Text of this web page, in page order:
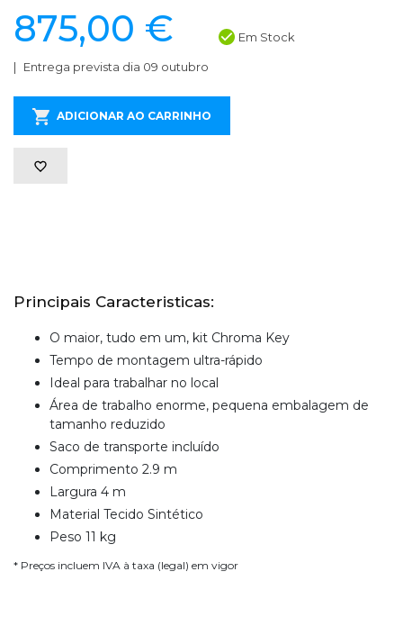
875,00 € Em Stock
Entrega prevista dia 09 outubro
ADICIONAR AO CARRINHO
Principais Caracteristicas:
O maior, tudo em um, kit Chroma Key
Tempo de montagem ultra-rápido
Ideal para trabalhar no local
Área de trabalho enorme, pequena embalagem de
tamanho reduzido
Saco de transporte incluído
Comprimento 2.9 m
Largura 4 m
Material Tecido Sintético
Peso 11 kg
* Preços incluem IVA à taxa (legal) em vigor